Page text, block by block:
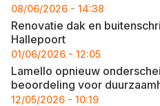
08/06/2026 - 14:38
Renovatie dak en
Hallepoort
01/06/2026 - 12:05
Lamello opnieuw
beoordeling voor
12/05/2026 - 10:19